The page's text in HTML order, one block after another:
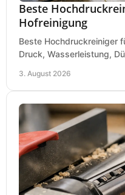
Beste
Hofreinigung
Beste Hochdruckreiniger
Druck, Wasserleistung,
3. August 2026